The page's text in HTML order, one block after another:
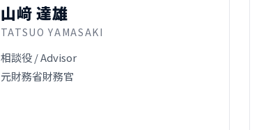
山﨑 達雄
TATSUO YAMASAKI
相談役 / Advisor
元財務省財務官